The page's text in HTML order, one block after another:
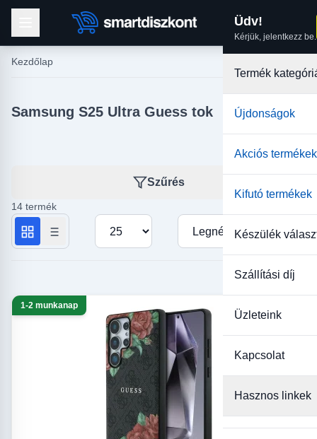
Üdv!
Kérjük, jelentkezz be.
Termék
Újdonságok
Akciós termékek
Kifutó termékek
Készülék
Szállítási díj
Üzleteink
Kapcsolat
Hasznos linkek
Kezdőlap
Samsung S25 Ultra Guess tok
Szűrés
14 termék
Termékek száma oldalanként
Rendezés
1-2 munkanap